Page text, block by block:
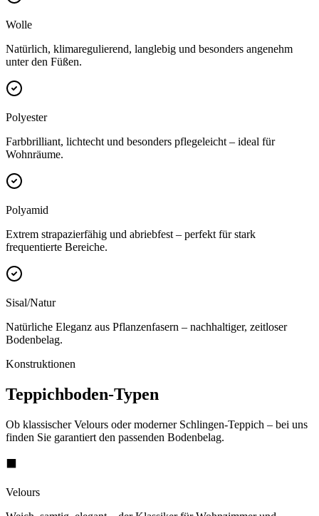
Wolle
Natürlich, klimaregulierend, langlebig und besonders angenehm
unter den Füßen.
Polyester
Farbbrilliant, lichtecht und besonders pflegeleicht – ideal für
Wohnräume.
Polyamid
Extrem strapazierfähig und abriebfest – perfekt für stark
frequentierte Bereiche.
Sisal/Natur
Natürliche Eleganz aus Pflanzenfasern – nachhaltiger, zeitloser
Bodenbelag.
Konstruktionen
Teppichboden-Typen
Ob klassischer Velours oder moderner Schlingen-Teppich – bei uns
finden Sie garantiert den passenden Bodenbelag.
Velours